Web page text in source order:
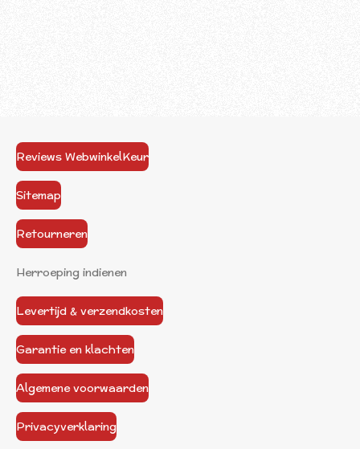
Reviews WebwinkelKeur
Sitemap
Retourneren
Herroeping indienen
Levertijd & verzendkosten
Garantie en klachten
Algemene voorwaarden
Privacyverklaring